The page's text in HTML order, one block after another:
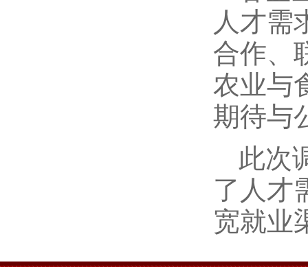
人才需
合作、
农业与
期待与
此次
了人才
宽就业